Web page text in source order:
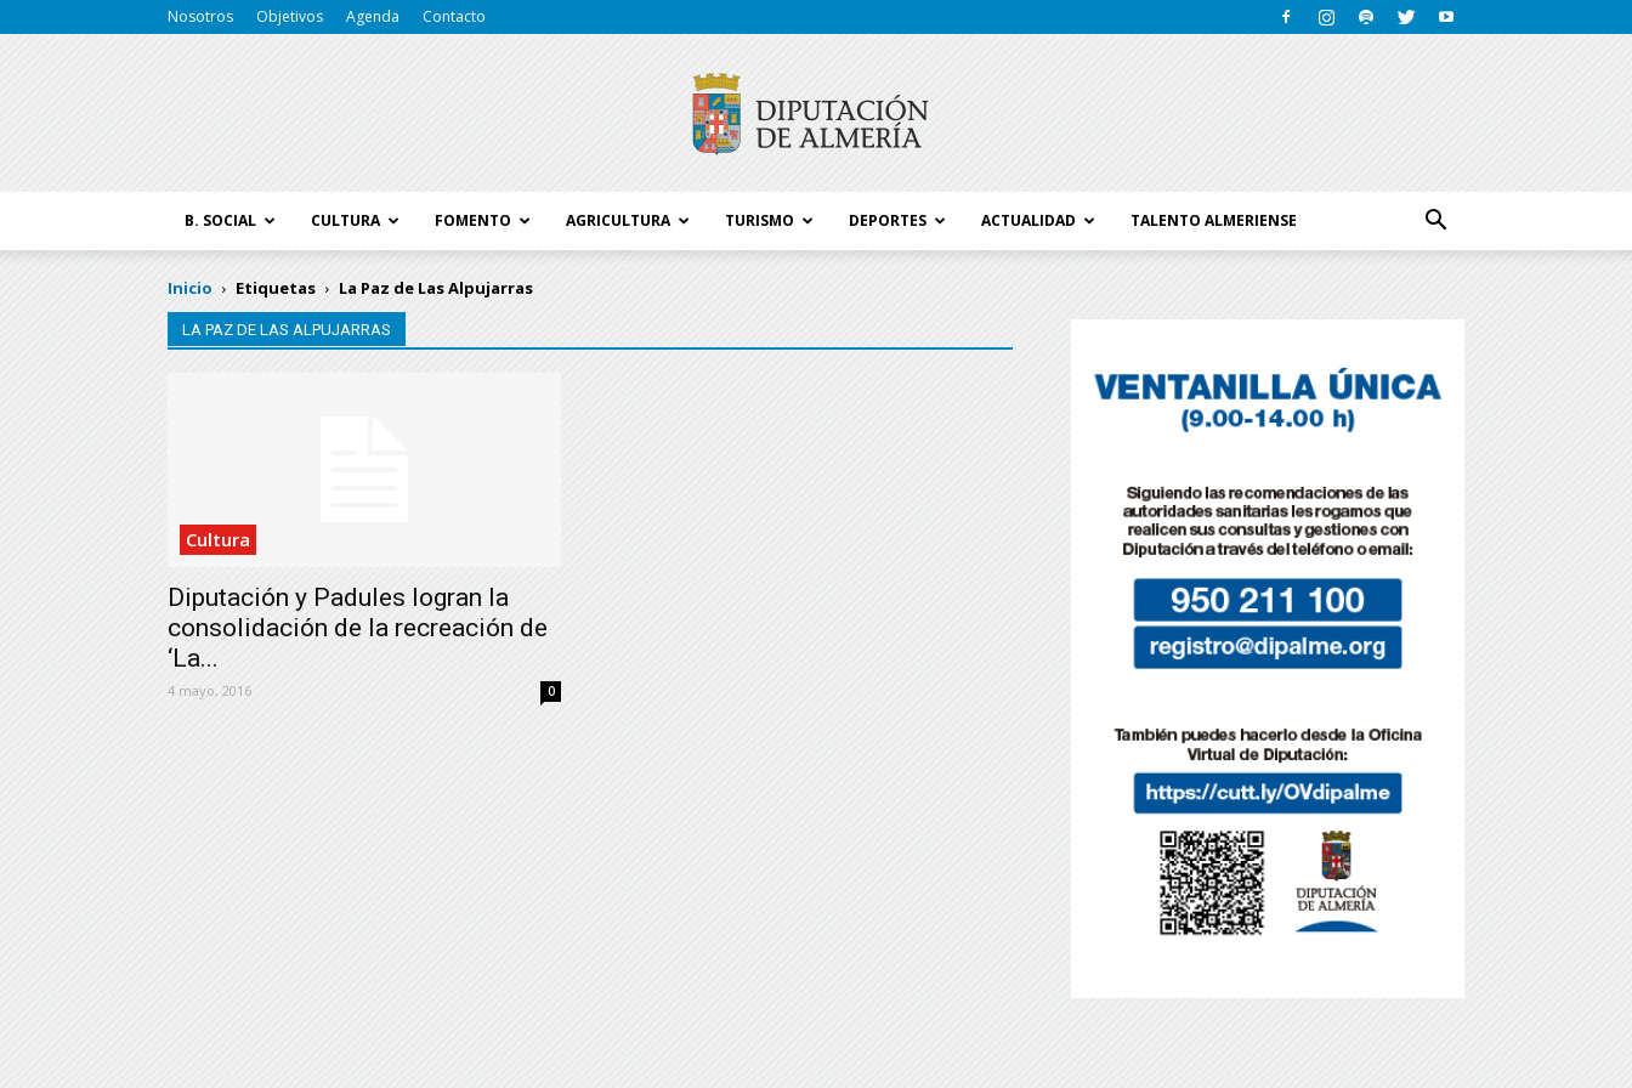
Nosotros Objetivos Agenda Contacto
B. SOCIAL CULTURA FOMENTO AGRICULTURA TURISMO DEPORTES ACTUALIDAD TALENTO ALMERIENSE
Inicio Etiquetas La Paz de Las Alpujarras
LA PAZ DE LAS ALPUJARRAS
Cultura
Diputación y Padules logran la
consolidación de la recreación de
‘La...
4 mayo, 2016 0